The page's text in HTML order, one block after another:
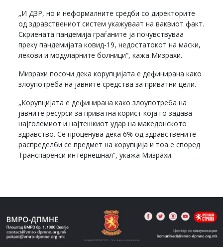
„И ДЗР, но и неформалните средби со директорите
од здравствениот систем укажуваат на ваквиот факт.
Скриената пандемија граѓаните ја почувствуваа
преку пандемијата ковид-19, недостатокот на маски,
лекови и модуларните болници“, кажа Мизрахи.
Мизрахи посочи дека корупцијата е дефинирана како
злоупотреба на јавните средства за приватни цели.
„Корупцијата е дефинирана како злоупотреба на
јавните ресурси за приватна корист која го задава
најголемиот и најтешкиот удар на македонското
здравство. Се проценува дека 6% од здравствените
распределби се предмет на корупција и тоа е според
Транспаренси интернешнал“, укажа Мизрахи.